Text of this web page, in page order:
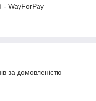
- WayForPay
за домовленістю